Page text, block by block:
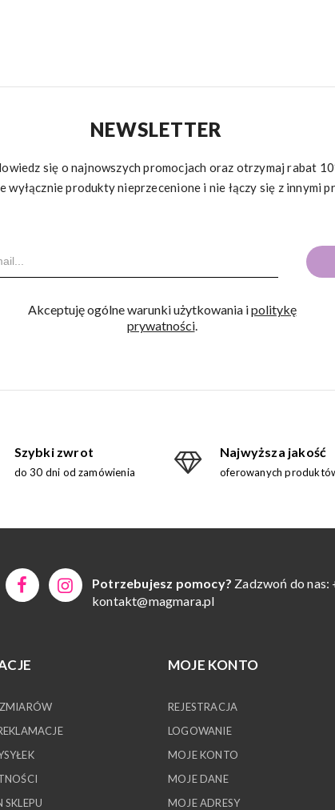
NEWSLETTER
się o najnowszych promocjach oraz otrzymaj rabat
wyłącznie produkty nieprzecenione i nie łączy się z innymi
Akceptuję ogólne warunki użytkowania ipolitykę
prywatności.
Szybki zwrot
do 30 dni od zamówienia
Najwyższa jakość
oferowanych
Potrzebujesz pomocy? Zadzwoń do
kontakt@magmara.pl
SKLEPU
MOJE KONTO
REJESTRACJA
LOGOWANIE
MOJE KONTO
MOJE DANE
MOJE ADRESY